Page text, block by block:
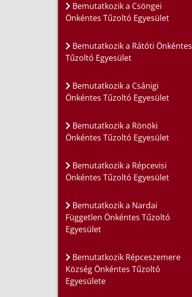
Bemutatkozik a Csöngei
Önkéntes Tűzoltó Egyesület
Bemutatkozik a Rátóti Önkéntes
Tűzoltó Egyesület
Bemutatkozik a Csánigi
Önkéntes Tűzoltó Egyesület
Bemutatkozik a Rönöki
Önkéntes Tűzoltó Egyesület
Bemutatkozik a Répcevisi
Önkéntes Tűzoltó Egyesület
Bemutatkozik a Nardai
Független Önkéntes Tűzoltó
Egyesület
Bemutatkozik Répceszemere
Község Önkéntes Tűzoltó
Egyesülete